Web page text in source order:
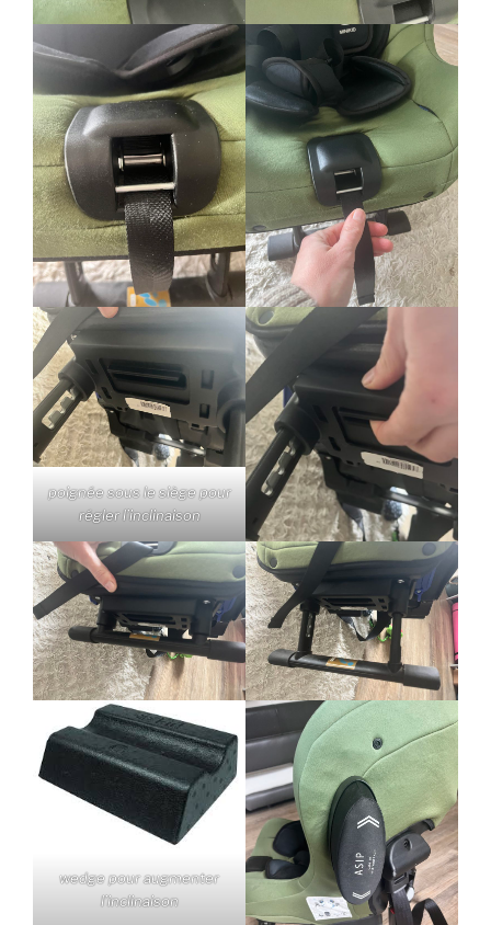
poignée sous le siège pour
régler l’inclinaison
wedge pour augmenter
l’inclinaison